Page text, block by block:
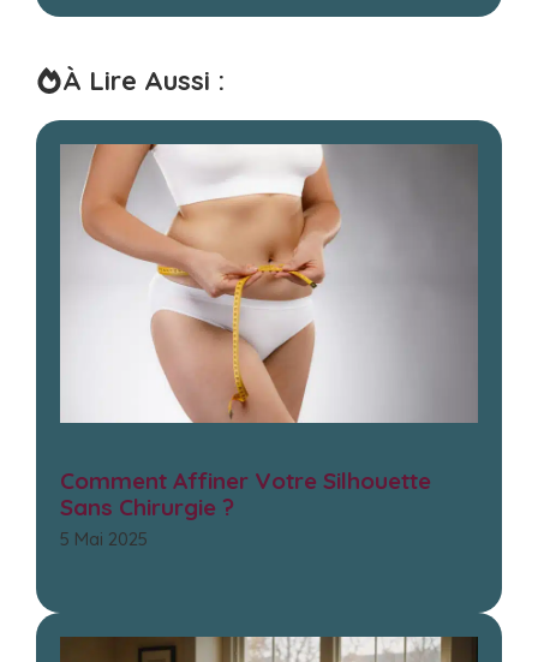
À Lire Aussi :
Comment Affiner Votre Silhouette
Sans Chirurgie ?
5 Mai 2025